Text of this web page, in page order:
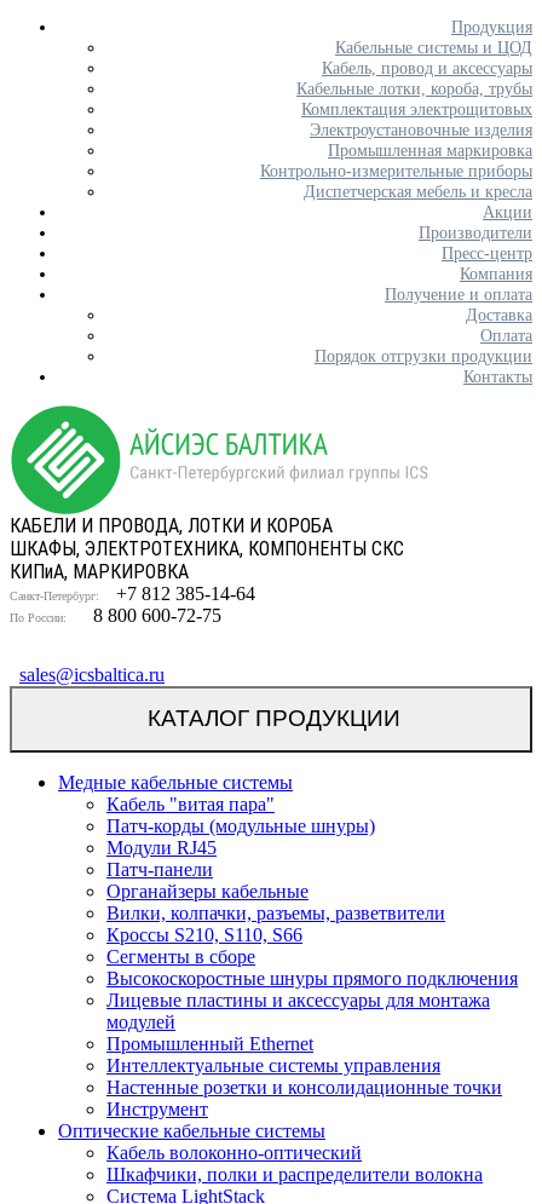
Продукция
Кабельные системы и ЦОД
Кабель, провод и аксессуары
Кабельные лотки, короба, трубы
Комплектация электрощитовых
Электроустановочные изделия
Промышленная маркировка
Контрольно-измерительные приборы
Диспетчерская мебель и кресла
Акции
Производители
Пресс-центр
Компания
Получение и оплата
Доставка
Оплата
Порядок отгрузки продукции
Контакты
КАБЕЛИ И ПРОВОДА, ЛОТКИ И КОРОБА
ШКАФЫ, ЭЛЕКТРОТЕХНИКА, КОМПОНЕНТЫ СКС
КИПиА, МАРКИРОВКА
Санкт-Петербург: +7 812 385-14-64
По России: 8 800 600-72-75
sales@icsbaltica.ru
КАТАЛОГ ПРОДУКЦИИ
Медные кабельные системы
Кабель "витая пара"
Патч-корды (модульные шнуры)
Модули RJ45
Патч-панели
Органайзеры кабельные
Вилки, колпачки, разъемы, разветвители
Кроссы S210, S110, S66
Сегменты в сборе
Высокоскоростные шнуры прямого подключения
Лицевые пластины и аксессуары для монтажа
модулей
Промышленный Ethernet
Интеллектуальные системы управления
Настенные розетки и консолидационные точки
Инструмент
Оптические кабельные системы
Кабель волоконно-оптический
Шкафчики, полки и распределители волокна
Система LightStack